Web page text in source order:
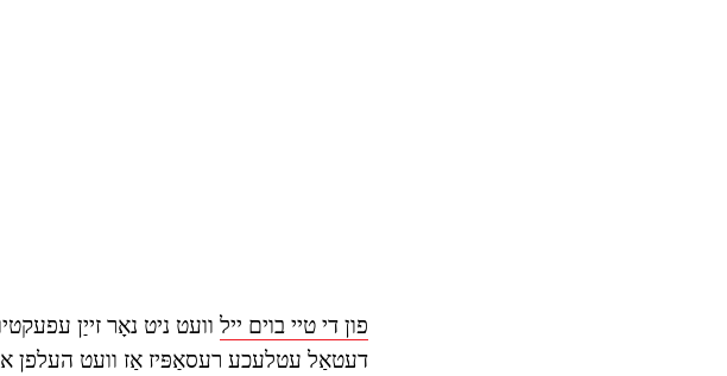
פון די טיי בוים ייל וועט ניט נאָר זייַן
דעטאַל עטלעכע רעסאַפּיז אַז וועט העלפן